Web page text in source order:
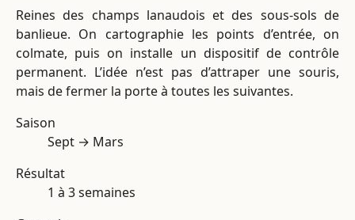
Reines des champs lanaudois et des sous-sols de
banlieue. On cartographie les points d’entrée, on
colmate, puis on installe un dispositif de contrôle
permanent. L’idée n’est pas d’attraper une souris,
mais de fermer la porte à toutes les suivantes.
Saison
Sept → Mars
Résultat
1 à 3 semaines